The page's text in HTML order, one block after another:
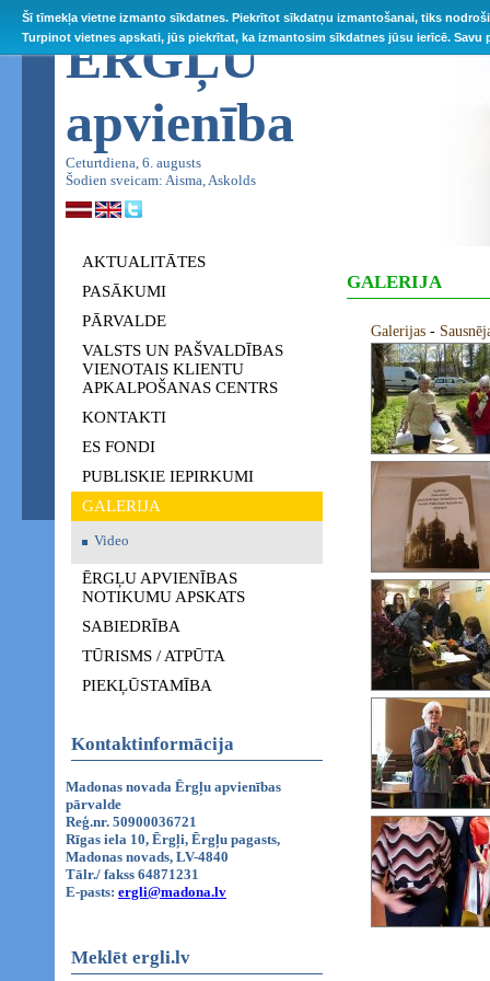
Šī tīmekļa vietne izmanto sīkdatnes. Piekrītot sīkdatņu izmantošanai, tiks
Turpinot vietnes apskati, jūs piekrītat, ka izmantosim sīkdatnes jūsu ierīcē.
ĒRGĻU
apvienība
Ceturtdiena, 6. augusts
Šodien sveicam: Aisma, Askolds
AKTUALITĀTES
PASĀKUMI
PĀRVALDE
VALSTS UN PAŠVALDĪBAS
VIENOTAIS KLIENTU
APKALPOŠANAS CENTRS
KONTAKTI
ES FONDI
PUBLISKIE IEPIRKUMI
GALERIJA
Video
ĒRGĻU APVIENĪBAS
NOTIKUMU APSKATS
SABIEDRĪBA
TŪRISMS / ATPŪTA
PIEKĻŪSTAMĪBA
Kontaktinformācija
Madonas novada Ērgļu apvienības
pārvalde
Reģ.nr. 50900036721
Rīgas iela 10, Ērgļi, Ērgļu pagasts,
Madonas novads, LV-4840
Tālr./ fakss 64871231
E-pasts: ergli@madona.lv
Meklēt ergli.lv
GALERIJA
Galerijas -